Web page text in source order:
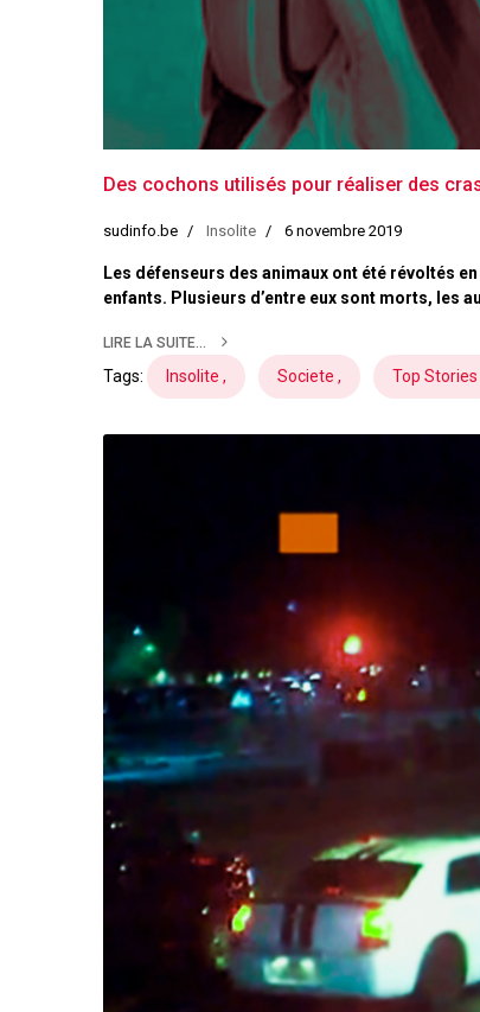
Des cochons utilisés pour réaliser des
sudinfo.be Insolite 6 novembre 2019
Les défenseurs des animaux ont été révoltés
enfants. Plusieurs d’entre eux sont morts, les
LIRE LA SUITE...
Tags: Insolite , Societe , Top Stories